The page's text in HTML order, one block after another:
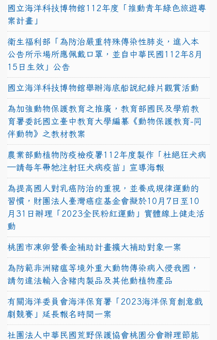
國立海洋科技博物館112年度「推動青年綠色旅遊專
案計畫」
衛生福利部「為防治嚴重特殊傳染性肺炎，進入本
公告所示場所應佩戴口罩，並自中華民國112年8月
15日生效」公告
國立海洋科技博物館舉辦海底船說紀錄片觀賞活動
為加強動物保護教育之推廣，教育部國民及學前教
育署委託國立臺中教育大學編纂《動物保護教育-同
伴動物》之教材教案
農業部動植物防疫檢疫署112年度製作「杜絕狂犬病
—請每年帶牠注射狂犬病疫苗」宣導海報
為提高國人對乳癌防治的重視，並養成規律運動的
習慣，財團法人臺灣癌症基金會擬於10月7日至10
月31日辦理「2023全民粉紅運動」實體線上健走活
動
桃園市凍卵營養金補助計畫擴大補助對象一案
為防範非洲豬瘟等境外重大動物傳染病入侵我國，
請勿違法輸入含豬肉製品及其他動植物產品
有關海洋委員會海洋保育署「2023海洋保育創意戲
劇競賽」延長報名時間一案
社團法人中華民國荒野保護協會桃園分會辦理節能